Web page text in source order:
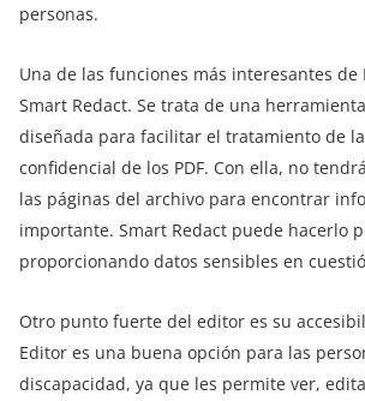
personas.
Una de las funciones más interesantes de
Smart Redact. Se trata de una
diseñada para facilitar el tratamiento de
confidencial de los PDF. Con ella, no
las páginas del archivo para encontrar
importante. Smart Redact puede hacerlo
proporcionando datos sensibles en
Otro punto fuerte del editor es su
Editor es una buena opción para las
discapacidad, ya que les permite ver,